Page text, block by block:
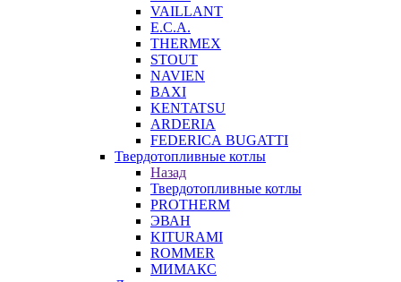
VAILLANT
E.C.A.
THERMEX
STOUT
NAVIEN
BAXI
KENTATSU
ARDERIA
FEDERICА BUGATTI
Твердотопливные котлы
Назад
Твердотопливные котлы
PROTHERM
ЭВАН
KITURAMI
ROMMER
МИМАКС